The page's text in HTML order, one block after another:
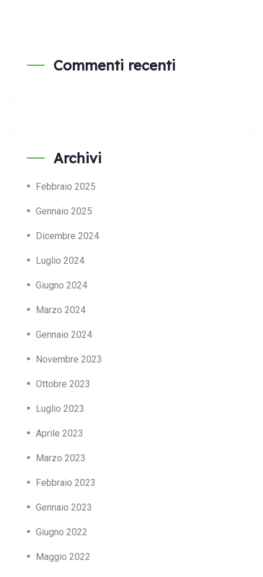
Commenti recenti
Archivi
Febbraio 2025
Gennaio 2025
Dicembre 2024
Luglio 2024
Giugno 2024
Marzo 2024
Gennaio 2024
Novembre 2023
Ottobre 2023
Luglio 2023
Aprile 2023
Marzo 2023
Febbraio 2023
Gennaio 2023
Giugno 2022
Maggio 2022